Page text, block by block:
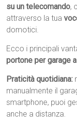
su un telecomando,
attraverso la tua
domotici.
Ecco i principali
portone per garage
Praticità quotidiana:
manualmente il
smartphone, puoi
anche a distanza.